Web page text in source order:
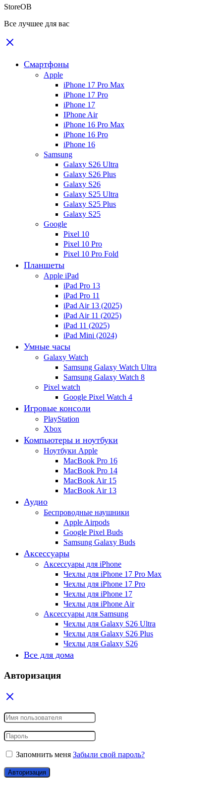
StoreOB
Все лучшее для вас
Смартфоны
Apple
iPhone 17 Pro Max
iPhone 17 Pro
iPhone 17
IPhone Air
iPhone 16 Pro Max
iPhone 16 Pro
iPhone 16
Samsung
Galaxy S26 Ultra
Galaxy S26 Plus
Galaxy S26
Galaxy S25 Ultra
Galaxy S25 Plus
Galaxy S25
Google
Pixel 10
Pixel 10 Pro
Pixel 10 Pro Fold
Планшеты
Apple iPad
iPad Pro 13
iPad Pro 11
iPad Air 13 (2025)
iPad Air 11 (2025)
iPad 11 (2025)
iPad Mini (2024)
Умные часы
Galaxy Watch
Samsung Galaxy Watch Ultra
Samsung Galaxy Watch 8
Pixel watch
Google Pixel Watch 4
Игровые консоли
PlayStation
Xbox
Компьютеры и ноутбуки
Ноутбуки Apple
MacBook Pro 16
MacBook Pro 14
MacBook Air 15
MacBook Air 13
Аудио
Беспроводные наушники
Apple Airpods
Google Pixel Buds
Samsung Galaxy Buds
Аксессуары
Аксессуары для iPhone
Чехлы для iPhone 17 Pro Max
Чехлы для iPhone 17 Pro
Чехлы для iPhone 17
Чехлы для iPhone Air
Аксессуары для Samsung
Чехлы для Galaxy S26 Ultra
Чехлы для Galaxy S26 Plus
Чехлы для Galaxy S26
Все для дома
Авторизация
Запомнить меня Забыли свой пароль?
Авторизация